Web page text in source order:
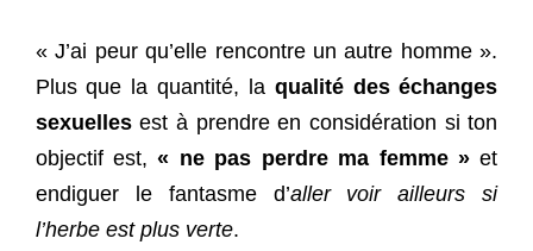
« J’ai peur qu’elle rencontre un autre homme ».
Plus que la quantité, la qualité des échanges
sexuellesest à prendre en considération si ton
objectif est,« ne pas perdre ma femme »et
endiguer le fantasme d’aller voir ailleurs si
l’herbe est plus verte.